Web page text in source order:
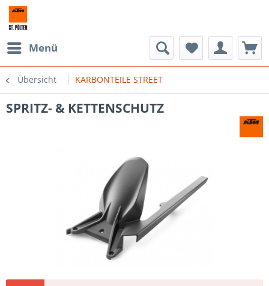
Menü
Übersicht KARBONTEILE STREET
SPRITZ- & KETTENSCHUTZ